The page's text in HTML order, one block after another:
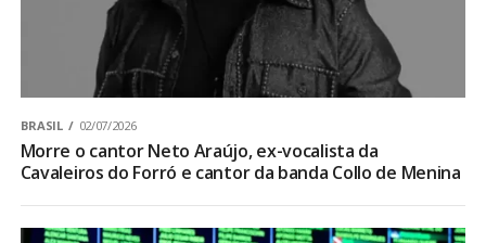
BRASIL 02/07/2026
Morre o cantor Neto Araújo, ex-vocalista da
Cavaleiros do Forró e cantor da banda Collo de Menina